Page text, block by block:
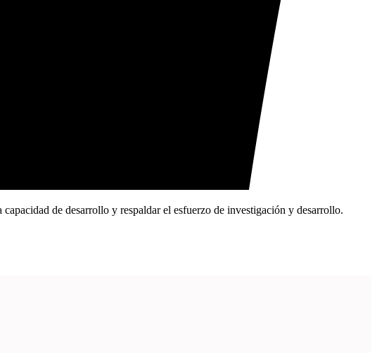
de desarrollo y respaldar el esfuerzo de investigación y desarrollo.